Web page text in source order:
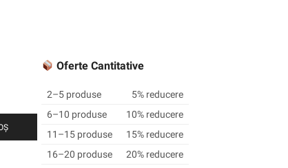
Oferte Cantitative
2–5 produse
5% reducere
6–10 produse
10% reducere
11–15 produse
15% reducere
16–20 produse
20% reducere